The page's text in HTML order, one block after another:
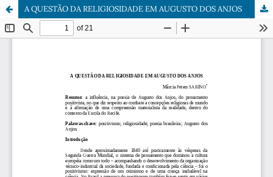
A QUESTÃO DA RELIGIOSIDADE EM AUGUSTO DOS ANJOS